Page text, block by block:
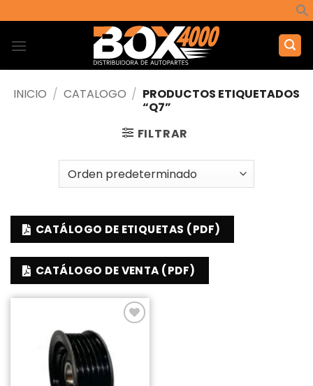
al
contenido
INICIO / CATALOGO / PRODUCTOS ETIQUETADOS
“Q7”
FILTRAR
CATÁLOGO DE ETIQUETAS (PDF)
CATÁLOGO DE VENTA (PDF)
deseos